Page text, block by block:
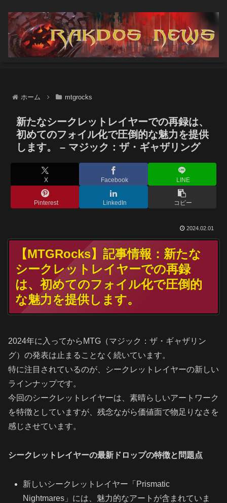
ホーム mtgrocks
新たなシークレットレイヤーでの再録は、
初めてのフォイル化で圧倒的な魅力を提供
します。 – マジック：ザ・ギャザリング
X Facebook LINE
Pinterest LinkedIn コピー
2024.02.01
【MTGRocks】記事情報：新たな
シークレットレイヤーでの再録
は、初めてのフォイル化で圧倒的
な魅力を提供します。
2024年に入ってからMTG（マジック：ザ・ギャザリン
グ）の発表は止まることなく続いています。
特に注目されているのが、シークレットレイヤーの新しい
ラインナップです。
今回のシークレットレイヤーは、素晴らしいアートワーク
を特徴としていますが、残念ながら価値面で物足りなさを
感じさせています。
シークレットレイヤーの最新ドロップの特徴と問題点
新しいシークレットレイヤー「Prismatic
Nightmares」には、魅力的なアートが含まれていま